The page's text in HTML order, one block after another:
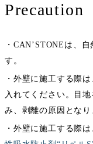
Precaution
・CAN’STONEは、
す。
・外壁に施工する際
入れてください。目
み、剥離の原因となり
・外壁に施工する際